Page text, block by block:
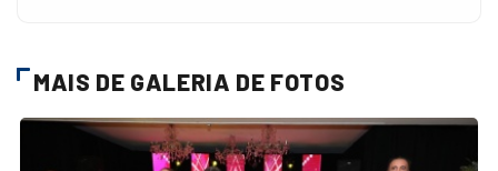
MAIS DE GALERIA DE FOTOS